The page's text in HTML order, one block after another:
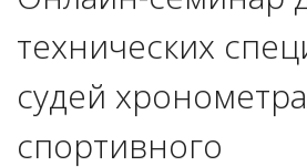
технических
судей
спортивного